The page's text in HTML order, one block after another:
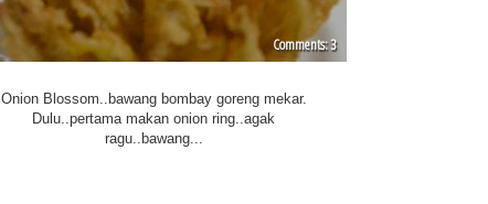
Onion Blossom..bawang bombay goreng mekar.
Dulu..pertama makan onion ring..agak
ragu..bawang...
3